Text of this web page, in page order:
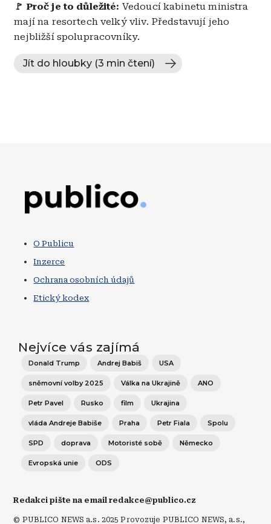
🚩 Proč je to důležité: Vedoucí kabinetu ministra
mají na resortech velký vliv. Představují jeho
nejbližší spolupracovníky.
Jít do hloubky (3 min čtení)
O Publicu
Inzerce
Ochrana osobních údajů
Etický kodex
Nejvíce vás zajímá
Donald Trump Andrej Babiš USA
sněmovní volby 2025 Válka na Ukrajině ANO
Petr Pavel Rusko film Ukrajina
vláda Andreje Babiše Praha Petr Fiala Spolu
SPD doprava Motoristé sobě Německo
Evropská unie ODS
Redakci pište na email redakce@publico.cz
© PUBLICO NEWS a.s. 2025 Provozuje PUBLICO NEWS, a.s.,